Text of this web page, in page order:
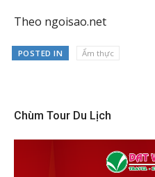
Theo ngoisao.net
POSTED IN Ẩm thực
Chùm Tour Du Lịch